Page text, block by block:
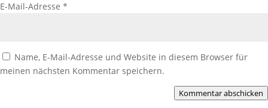
E-Mail-Adresse *
Name, E-Mail-Adresse und Website in diesem Browser für
meinen nächsten Kommentar speichern.
Kommentar abschicken